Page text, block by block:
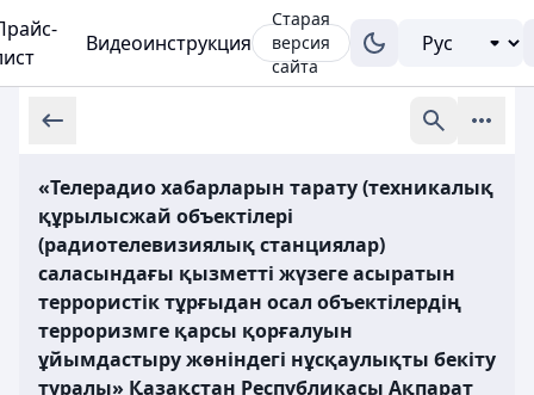
Видеоинструкция
Старая
версия
сайта
«Телерадио хабарларын тарату (техникалық
құрылысжай объектілері
(радиотелевизиялық станциялар)
саласындағы қызметті жүзеге асыратын
террористік тұрғыдан осал объектілердің
терроризмге қарсы қорғалуын
ұйымдастыру жөніндегі нұсқаулықты бекіту
туралы» Қазақстан Республикасы Ақпарат